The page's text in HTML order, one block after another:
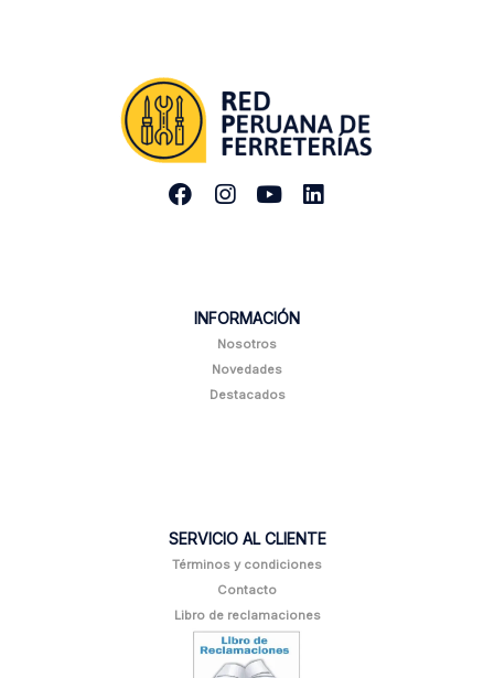
INFORMACIÓN
Nosotros
Novedades
Destacados
SERVICIO AL CLIENTE
Términos y condiciones
Contacto
Libro de reclamaciones